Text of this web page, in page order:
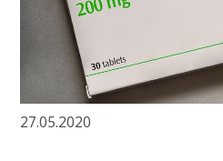
27.05.2020